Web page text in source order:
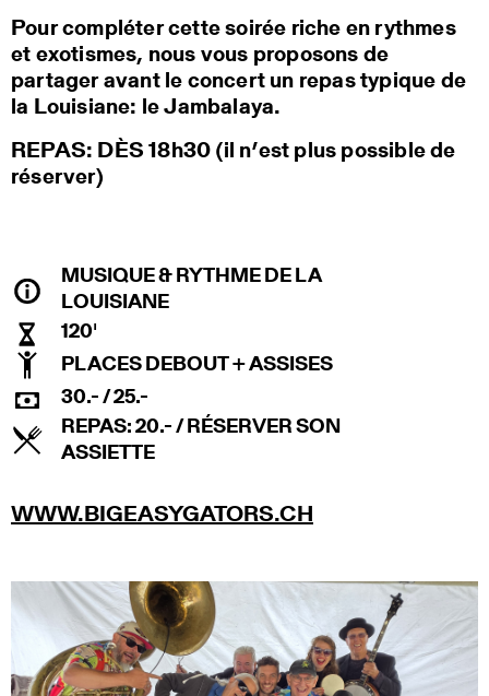
Pour compléter cette soirée riche en rythmes
et exotismes, nous vous proposons de
partager avant le concert un repas typique de
la Louisiane: le Jambalaya.
REPAS: DÈS 18h30 (il n’est plus possible de
réserver)
MUSIQUE & RYTHME DE LA
LOUISIANE
120'
PLACES DEBOUT + ASSISES
30.- / 25.-
REPAS: 20.- / RÉSERVER SON
ASSIETTE
WWW.BIGEASYGATORS.CH